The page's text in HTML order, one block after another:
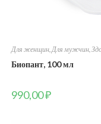
Для женщин,Для мужчин,
Биопант, 100 мл
990,00₽